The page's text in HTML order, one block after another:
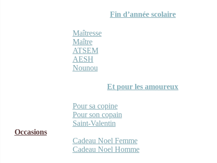
Fin d’année scolaire
Maîtresse
Maître
ATSEM
AESH
Nounou
Et pour les amoureux
Pour sa copine
Pour son copain
Saint-Valentin
Occasions
Cadeau Noel Femme
Cadeau Noel Homme